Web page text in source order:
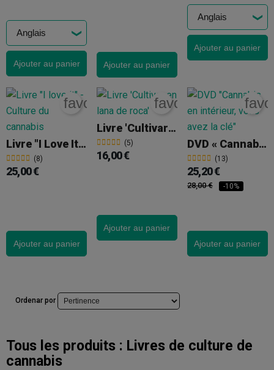
Ajouter au panier Ajouter au panier
Ajouter au panier
Livre "I Love It" - Culture Du Cannabis
(8)
favorite_border
25,00 €
Ajouter au panier
Livre 'Cultivar En Lana De Roca' (La Culture Sur Laine De Roche)
(5)
favorite_border
16,00 €
Ajouter au panier
DVD « Cannabis En Intérieur, Vous Avez La Clé »
(13)
25,20 €
28,00 € -10%
Ajouter au panier
Ordenar por
Tous les produits : Livres de culture de
cannabis